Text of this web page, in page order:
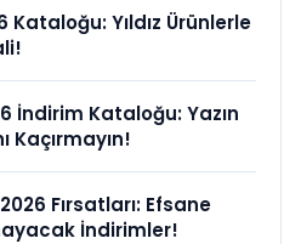
Kataloğu: Yıldız Ürünlerle
İndirim Kataloğu: Yazın
Kaçırmayın!
Fırsatları: Efsane
İndirimler!